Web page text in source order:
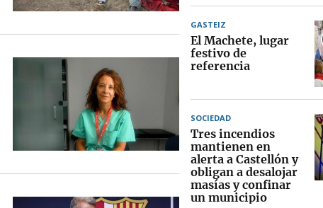
GASTEIZ
El Machete, lugar
festivo de
referencia
SOCIEDAD
Tres incendios
mantienen en
alerta a Castellón y
obligan a desalojar
masías y confinar
un municipio